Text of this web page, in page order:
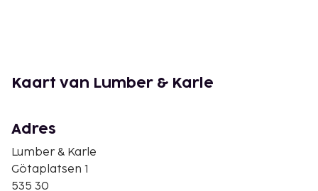
Västergötlands museum - 22,5 km
Skara-Lundsbrunns Spoorwegen - 23,3 km
Spoorwegmuseum van Skara - 23,3 km
Jula Adventure Mini Golf - 23,9 km
Sparbanken Lidköping Arena - 25,1 km
Kaart van Lumber & Karle
Adres
Lumber & Karle
Götaplatsen 1
535 30